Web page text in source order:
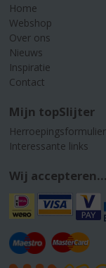
Home
Webshop
Over ons
Nieuws
Inspiratie
Contact
Mijn topSlijter
Herroepingsformulier
Interessante links
Wij accepteren...